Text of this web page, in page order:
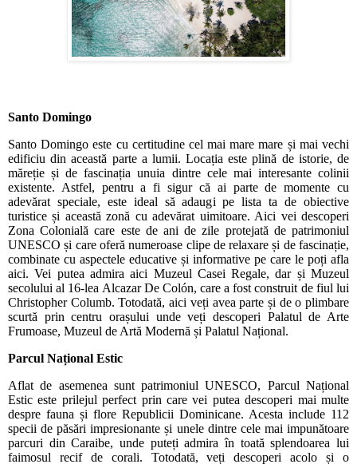
Santo Domingo
Santo Domingo este cu certitudine cel mai mare mare și mai vechi
edificiu din această parte a lumii. Locația este plină de istorie, de
măreție și de fascinația unuia dintre cele mai interesante colinii
existente. Astfel, pentru a fi sigur că ai parte de momente cu
adevărat speciale, este ideal să adaugi pe lista ta de obiective
turistice și această zonă cu adevărat uimitoare. Aici vei descoperi
Zona Colonială care este de ani de zile protejată de patrimoniul
UNESCO și care oferă numeroase clipe de relaxare și de fascinație,
combinate cu aspectele educative și informative pe care le poți afla
aici. Vei putea admira aici Muzeul Casei Regale, dar și Muzeul
secolului al 16-lea Alcazar De Colón, care a fost construit de fiul lui
Christopher Columb. Totodată, aici veți avea parte și de o plimbare
scurtă prin centru orașului unde veți descoperi Palatul de Arte
Frumoase, Muzeul de Artă Modernă și Palatul Național.
Parcul Național Estic
Aflat de asemenea sunt patrimoniul UNESCO, Parcul Național
Estic este prilejul perfect prin care vei putea descoperi mai multe
despre fauna și flore Republicii Dominicane. Acesta include 112
specii de păsări impresionante și unele dintre cele mai impunătoare
parcuri din Caraibe, unde puteți admira în toată splendoarea lui
faimosul recif de corali. Totodată, veți descoperi acolo și o